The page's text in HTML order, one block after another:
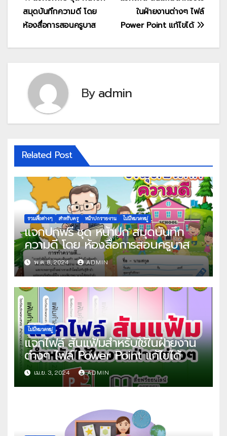
เรื่อง
ในฝ่ายงานต่างๆ ไฟล์
Power Point แก้ไขได้
สมุดบันทึกความดี โดย
ห้องสื่อการสอนครูบาส
Byadmin
Related Post
รวมสื่อต่างๆ สำหรับครู หน้าปกรายงาน ไม่มีหมวดหมู่
แจกปกฟรี ชุด หน้าปก สมุดบันทึก
ความดี โดย ห้องสื่อการสอนครูบาส
พ.ค. 8, 2024 ADMIN
ไม่มีหมวดหมู่
แจกไฟล์ สันแฟ้มสำหรับใช้ในฝ่ายงาน
ต่างๆ ไฟล์ Power Point แก้ไขได้
เม.ย. 3, 2024 ADMIN